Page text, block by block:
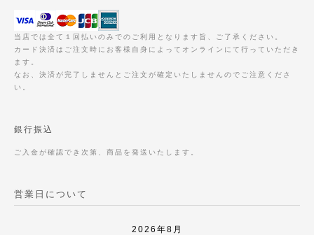
当店では全て１回払いのみでのご利用となります旨、ご了承ください。
カード決済はご注文時にお客様自身によってオンラインにて行っていただき
ます。
なお、決済が完了しませんとご注文が確定いたしませんのでご注意くださ
い。
銀行振込
ご入金が確認でき次第、商品を発送いたします。
営業日について
2026年8月